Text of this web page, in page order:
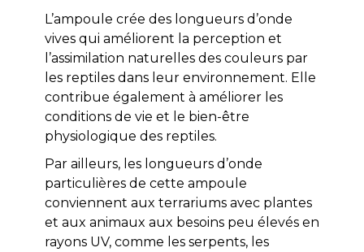
L’ampoule crée des longueurs d’onde
vives qui améliorent la perception et
l’assimilation naturelles des couleurs par
les reptiles dans leur environnement. Elle
contribue également à améliorer les
conditions de vie et le bien-être
physiologique des reptiles.
Par ailleurs, les longueurs d’onde
particulières de cette ampoule
conviennent aux terrariums avec plantes
et aux animaux aux besoins peu élevés en
rayons UV, comme les serpents, les